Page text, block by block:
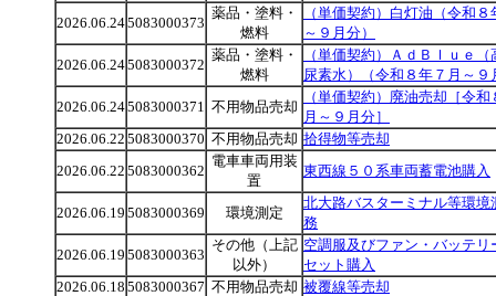
2026.06.245083000373
薬品・塗料・
燃料
（単価契約）白灯油（令和８
～９月分）
2026.06.245083000372
薬品・塗料・
燃料
（単価契約）ＡｄＢｌｕｅ（
尿素水）（令和８年７月～９
2026.06.245083000371 不用物品売却
（単価契約）廃油売却［令和
月～９月分］
2026.06.22 5083000370 不用物品売却 拾得物等売却
2026.06.22 5083000362
電車車両用装
置
東西線５０系車両蓄電池購入
2026.06.19 5083000369 環境測定
北大路バスターミナル等環境
務
2026.06.19 5083000363
その他（上記
以外）
空調服及びファン・バッテリ
セット購入
2026.06.18 5083000367 不用物品売却 被覆線等売却